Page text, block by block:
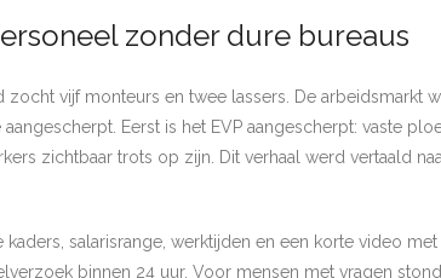
zonder dure bureaus
zocht vijf monteurs en twee lassers. De arbeidsmarkt
Eerst is het EVP aangescherpt: vaste
zichtbaar trots op zijn. Dit verhaal werd vertaald
salarisrange, werktijden en een korte video
binnen 24 uur. Voor mensen met vragen